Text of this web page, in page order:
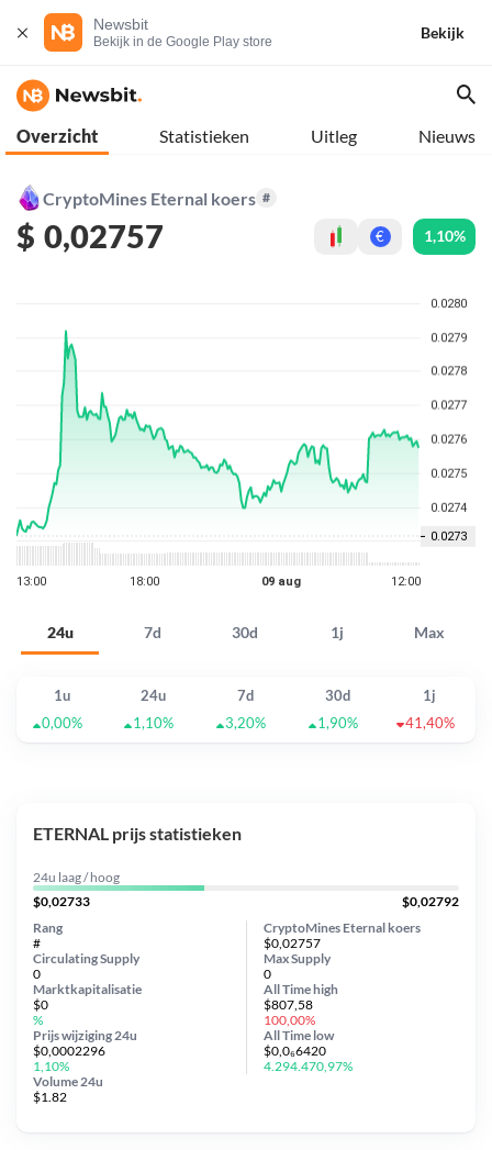
Newsbit
Bekijk in de Google Play store
Bekijk
Overzicht Statistieken Uitleg Nieuws
CryptoMines Eternal koers #
$ 0,02757 € 1,10%
24u 7d 30d 1j Max
1u 24u 7d 30d
1j
0,00%
1,10% 3,20% 1,90% 41,40%
ETERNAL prijs statistieken
24u laag / hoog
$0,02733
$0,02792
CryptoMines Eternal koers
$0,02757
Circulating Supply
0
Prijs wijziging 24u
$0,0002296
1,10%
Max Supply
0
Marktkapitalisatie
$0
%
Volume 24u
$1.82
Rang
#
All Timehigh
$807,58
100,00%
All Time low
$0,0₆6420
4.294.470,97%